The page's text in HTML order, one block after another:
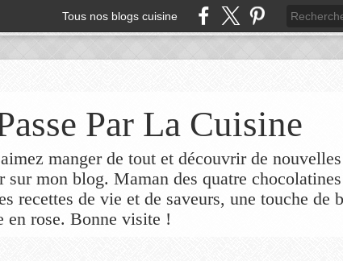
Tous nos blogs cuisine
Par La Cuisine
manger de tout et découvrir de
sur mon blog. Maman des quatre
recettes de vie et de saveurs, une touche de
rose. Bonne visite !